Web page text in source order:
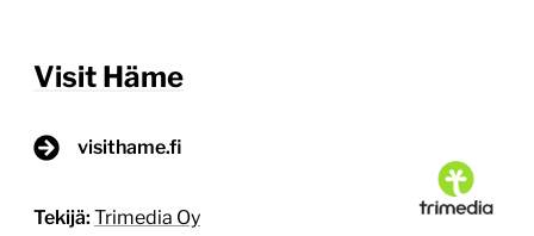
Visit Häme
visithame.fi
Tekijä: Trimedia Oy